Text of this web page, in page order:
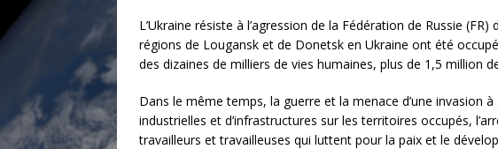
L’Ukraine résiste à l’agression de la Fédération de Russie
régions de Lougansk et de Donetsk en Ukraine ont été
des dizaines de milliers de vies humaines, plus de 1,5 million
Dans le même temps, la guerre et la menace d’une invasion
industrielles et d’infrastructures sur les territoires occupés,
travailleurs et travailleuses qui luttent pour la paix et le